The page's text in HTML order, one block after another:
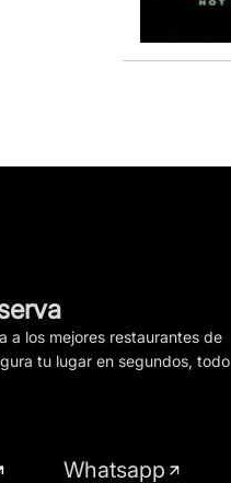
a los mejores restaurantes de
tu lugar en segundos, todo
Whatsapp